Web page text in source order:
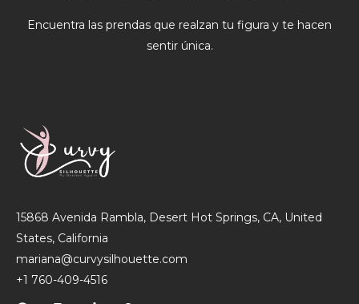
Encuentra las prendas que realzan tu figura y te hacen
sentir única.
15868 Avenida Rambla, Desert Hot Springs, CA, United
States, California
mariana@curvysilhouette.com
+1 760-409-4516